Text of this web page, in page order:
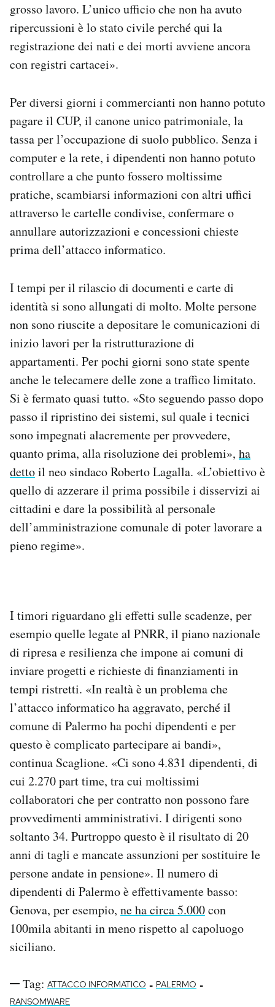
grosso lavoro. L’unico ufficio che non ha avuto
ripercussioni è lo stato civile perché qui la
registrazione dei nati e dei morti avviene ancora
con registri cartacei».
Per diversi giorni i commercianti non hanno potuto
pagare il CUP, il canone unico patrimoniale, la
tassa per l’occupazione di suolo pubblico. Senza i
computer e la rete, i dipendenti non hanno potuto
controllare a che punto fossero moltissime
pratiche, scambiarsi informazioni con altri uffici
attraverso le cartelle condivise, confermare o
annullare autorizzazioni e concessioni chieste
prima dell’attacco informatico.
I tempi per il rilascio di documenti e carte di
identità si sono allungati di molto. Molte persone
non sono riuscite a depositare le comunicazioni di
inizio lavori per la ristrutturazione di
appartamenti. Per pochi giorni sono state spente
anche le telecamere delle zone a traffico limitato.
Si è fermato quasi tutto. «Sto seguendo passo dopo
passo il ripristino dei sistemi, sul quale i tecnici
sono impegnati alacremente per provvedere,
quanto prima, alla risoluzione dei problemi», ha
dettoil neo sindaco Roberto Lagalla. «L’obiettivo è
quello di azzerare il prima possibile i disservizi ai
cittadini e dare la possibilità al personale
dell’amministrazione comunale di poter lavorare a
pieno regime».
I timori riguardano gli effetti sulle scadenze, per
esempio quelle legate al PNRR, il piano nazionale
di ripresa e resilienza che impone ai comuni di
inviare progetti e richieste di finanziamenti in
tempi ristretti. «In realtà è un problema che
l’attacco informatico ha aggravato, perché il
comune di Palermo ha pochi dipendenti e per
questo è complicato partecipare ai bandi»,
continua Scaglione. «Ci sono 4.831 dipendenti, di
cui 2.270 part time, tra cui moltissimi
collaboratori che per contratto non possono fare
provvedimenti amministrativi. I dirigenti sono
soltanto 34. Purtroppo questo è il risultato di 20
anni di tagli e mancate assunzioni per sostituire le
persone andate in pensione». Il numero di
dipendenti di Palermo è effettivamente basso:
Genova, per esempio, ne ha circa 5.000con
100mila abitanti in meno rispetto al capoluogo
siciliano.
Tag: ATTACCO INFORMATICO - PALERMO -
RANSOMWARE